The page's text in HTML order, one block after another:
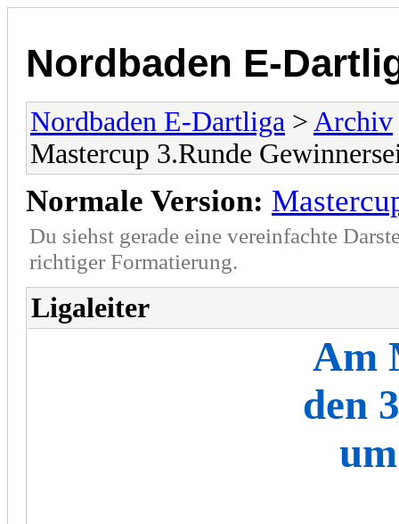
Nordbaden E-
Nordbaden E-Dartliga > Archiv
Mastercup 3.Runde
Normale Version:
Du siehst gerade eine vereinfachte
richtiger Formatierung.
Ligaleiter
Am
den